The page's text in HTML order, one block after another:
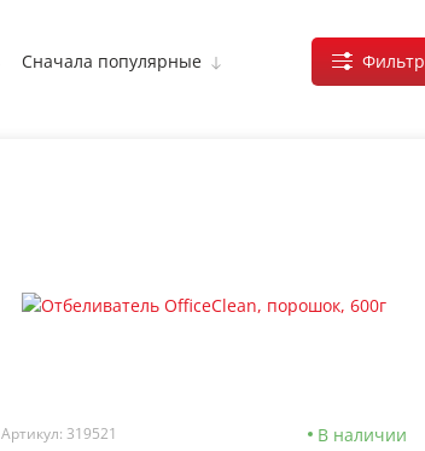
Сначала популярные Фильтр
Артикул: 319521
В наличии